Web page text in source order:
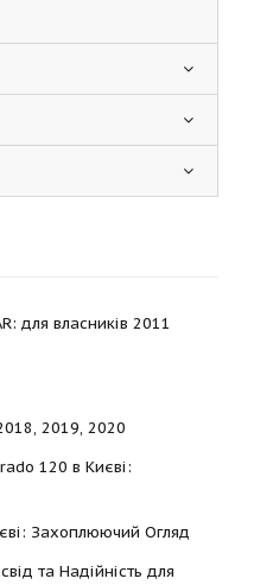
для власників 2011
2019, 2020
120 в Києві:
Захоплюючий Огляд
та Надійність для